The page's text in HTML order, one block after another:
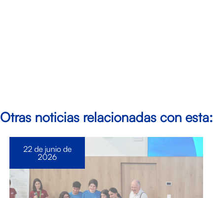
Otras noticias relacionadas con esta:
22 de junio de
2026